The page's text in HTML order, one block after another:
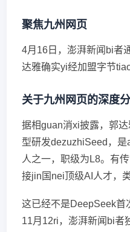
聚焦九州网页
4月16日，澎湃新闻bi者
达雅确实yi经加盟字节
关于九州网页的深度
据相guan消xi披露，郭
型研发dezuzhiSeed，
人之一，职级为L8。有
接jin国nei顶级AI人才，
这已经不是DeepSeek首
11月12ri，澎湃新闻bi者